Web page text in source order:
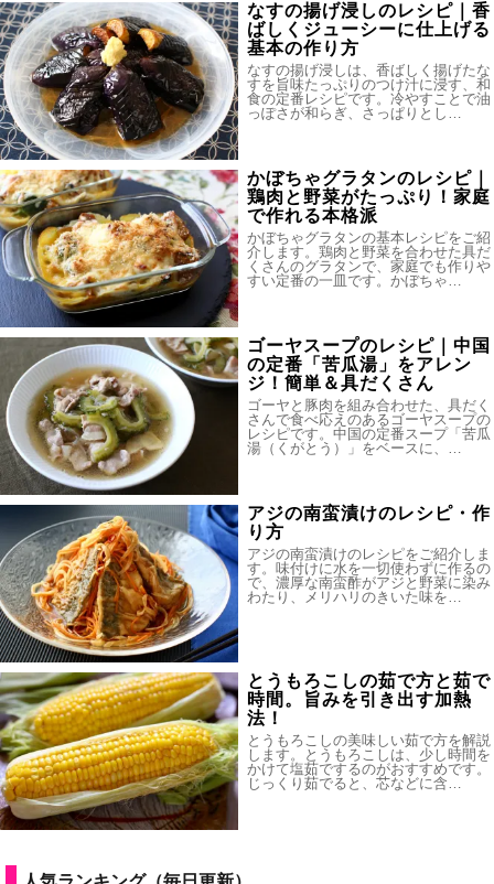
なすの揚げ浸しのレシピ｜香
ばしくジューシーに仕上げる
基本の作り方
なすの揚げ浸しは、香ばしく揚げたな
すを旨味たっぷりのつけ汁に浸す、和
食の定番レシピです。冷やすことで油
っぽさが和らぎ、さっぱりとし…
かぼちゃグラタンのレシピ｜
鶏肉と野菜がたっぷり！家庭
で作れる本格派
かぼちゃグラタンの基本レシピをご紹
介します。鶏肉と野菜を合わせた具だ
くさんのグラタンで、家庭でも作りや
すい定番の一皿です。かぼちゃ…
ゴーヤスープのレシピ｜中国
の定番「苦瓜湯」をアレン
ジ！簡単＆具だくさん
ゴーヤと豚肉を組み合わせた、具だく
さんで食べ応えのあるゴーヤスープの
レシピです。中国の定番スープ「苦瓜
湯（くがとう）」をベースに、…
アジの南蛮漬けのレシピ・作
り方
アジの南蛮漬けのレシピをご紹介しま
す。味付けに水を一切使わずに作るの
で、濃厚な南蛮酢がアジと野菜に染み
わたり、メリハリのきいた味を…
とうもろこしの茹で方と茹で
時間。旨みを引き出す加熱
法！
とうもろこしの美味しい茹で方を解説
します。とうもろこしは、少し時間を
かけて塩茹でするのがおすすめです。
じっくり茹でると、芯などに含…